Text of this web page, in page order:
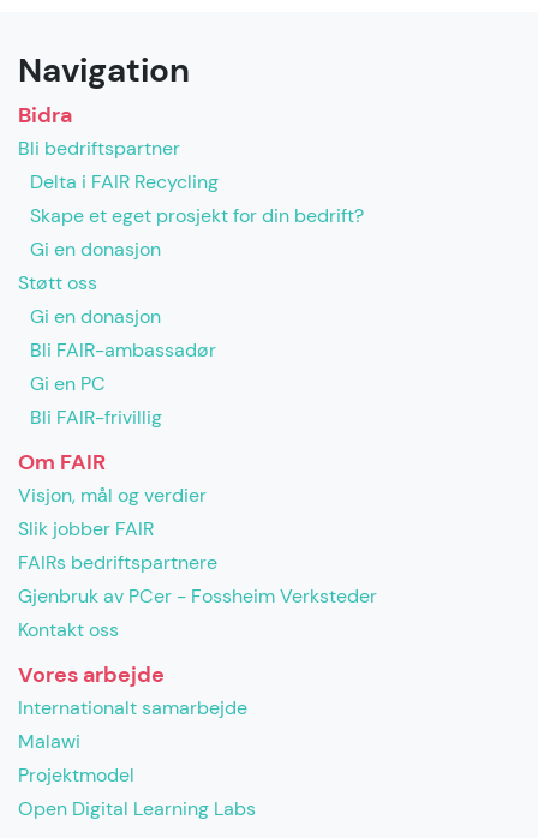
Navigation
Bidra
Bli bedriftspartner
Delta i FAIR Recycling
Skape et eget prosjekt for din bedrift?
Gi en donasjon
Støtt oss
Gi en donasjon
Bli FAIR-ambassadør
Gi en PC
Bli FAIR-frivillig
Om FAIR
Visjon, mål og verdier
Slik jobber FAIR
FAIRs bedriftspartnere
Gjenbruk av PCer - Fossheim Verksteder
Kontakt oss
Vores arbejde
Internationalt samarbejde
Malawi
Projektmodel
Open Digital Learning Labs